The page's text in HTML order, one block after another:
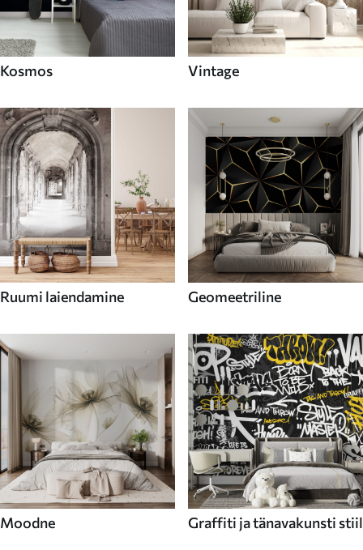
Kosmos Vintage
Ruumi laiendamine Geomeetriline
Moodne Graffiti ja tänavakunsti stiil